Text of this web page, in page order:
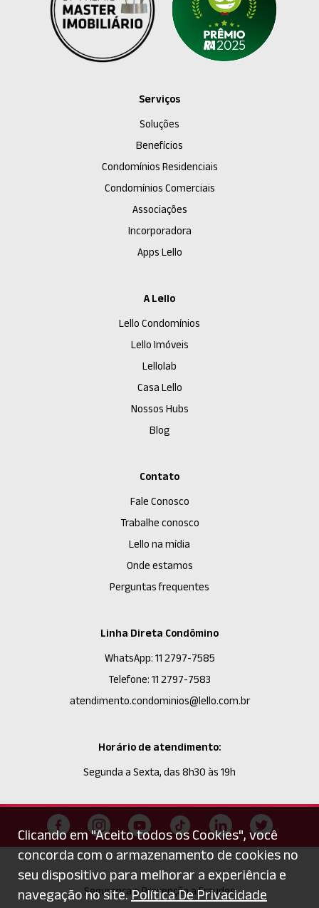
Serviços
Soluções
Benefícios
Condomínios Residenciais
Condomínios Comerciais
Associações
Incorporadora
Apps Lello
A Lello
Lello Condomínios
Lello Imóveis
Lellolab
Casa Lello
Nossos Hubs
Blog
Contato
Fale Conosco
Trabalhe conosco
Lello na mídia
Onde estamos
Perguntas frequentes
Linha Direta Condômino
WhatsApp: 11 2797-7585
Telefone: 11 2797-7583
atendimento.condominios@lello.com.br
Horário de atendimento:
Segunda a Sexta, das 8h30 às 19h
Segurança e Prevenção a Fraudes
Clicando em "Aceito todos os Cookies", você
concorda com o armazenamento de cookies no
seu dispositivo para melhorar a experiência e
navegação no site.Política De Privacidade